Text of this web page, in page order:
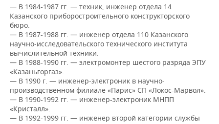
НЕФТЕХИМИЯ
НЕФТЬ
ОПК
ЭНЕРГЕТИКА
РОЗНИЧНАЯ ТОРГОВЛЯ
ТРАНСПОРТ
УСЛУГИ
НОВОСТИ ТЕХНОЛОГИЙ
IT
МЕДИА
ТЕЛЕКОММУНИКАЦИИ
МЕРОПРИЯТИЯ
НОВОСТИ МЕРОПРИЯТИЙ
ВЫЕЗДНАЯ РЕДАКЦИЯ
БИЗНЕС-БРАНЧИ
ONLINE-КОНФЕРЕНЦИИ
СПОРТ
НОВОСТИ СПОРТА
ФУТБОЛ
ХОККЕЙ
ОБЩЕСТВО
НОВОСТИ ОБЩЕСТВА
ВЛАСТЬ
ФОТОГАЛЕРЕЯ
СЮЖЕТЫ
— В 1984-1987 гг. — техник, инженер отдела 14
Казанского приборостроительного конструкторского
бюро.
— В 1987-1988 гг. — инженер отдела 110 Казанского
научно-исследовательского технического института
вычислительной техники.
— В 1988-1990 гг. — электромонтер шестого разряда ЭПУ
«Казаньгоргаз».
— В 1990 г. — инженер-электроник в научно-
производственном филиале «Парис» СП «Локос-Марвол».
— В 1990-1992 гг. — инженер-электроник МНПП
«Кристалл».
— В 1992-1999 гг. — инженер второй категории службы